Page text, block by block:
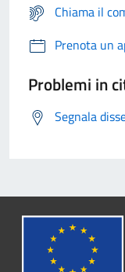
Chiama il
Prenota un
Problemi in
Segnala